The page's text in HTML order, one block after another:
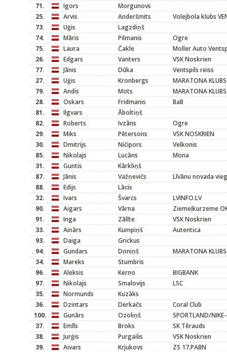
71.
Igors
Morgunovs
25.
Arvis Anderšmits
Volejbola klubs
73.
Uģis
Lagzdiņš
74.
Māris Pilmanis
Ogre
75.
Laura Čakle
Moller Auto
26.
Edgars Vanters
VSK Noskrien
77.
Jānis Dūka
Ventspils reiss
27.
Uģis Kronbergs
MARATONA KLUBS
79.
Andis Mots
MARATONA KLUBS
28.
Oskars Fridmanis
BaB
81.
Ilgvars
Āboltiņš
82.
Roberts Ivzāns
Ogre
29.
Miks Pētersons
VSK NOSKRIEN
30.
Dmitrijs Ničipors
Velkonis
85.
Nikolajs Lucāns
Mona
31.
Guntis
Kārkliņš
87.
Jānis Važņevičs
Līvānu novada
88.
Edijs
Lācis
32.
Ivars Švarcs
LVINFO.LV
90.
Aigars Vārna
Ziemeļkurzeme
91.
Inga Zālīte
VSK Noskrien
33.
Ainārs Kumpiņš
Autentica
93.
Daiga
Grickus
94.
Gundars Doniņš
MARATONA KLUBS
34.
Mareks
Stumbris
96.
Aleksis Kerno
BIGBANK
97.
Nikolajs Smalovijs
LSC
35.
Normunds
Kuzāks
36.
Dzintars Derkačs
Coral Club
100.
Gunārs Ozoliņš
SPORTLAND/
37.
Emīls Broks
SK Tērauds
38.
Jurģis Purgailis
VSK Noskrien
39.
Aivars Krjukovs
ZS 17.PABN